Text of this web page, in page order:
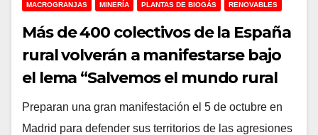
MACROGRANJAS MINERÍA PLANTAS DE BIOGÁS RENOVABLES
Más de 400 colectivos de la España
rural volverán a manifestarse bajo
el lema “Salvemos el mundo rural
agredido”
Preparan una gran manifestación el 5 de octubre en
Madrid para defender sus territorios de las agresiones